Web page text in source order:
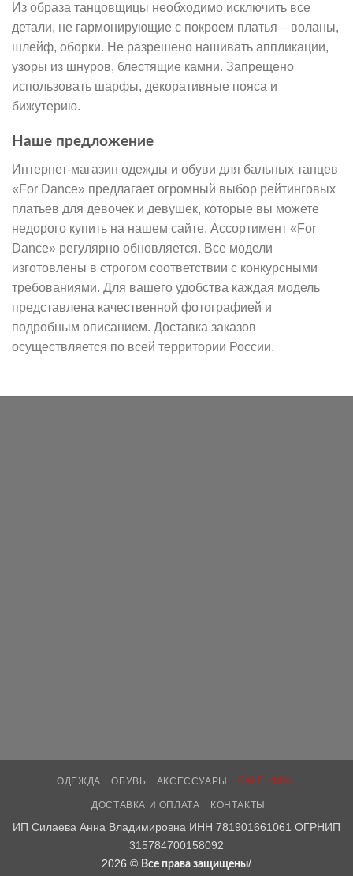
Из образа танцовщицы необходимо исключить все
детали, не гармонирующие с покроем платья – воланы,
шлейф, оборки. Не разрешено нашивать аппликации,
узоры из шнуров, блестящие камни. Запрещено
использовать шарфы, декоративные пояса и
бижутерию.
Наше предложение
Интернет-магазин одежды и обуви для бальных танцев
«For Dance» предлагает огромный выбор рейтинговых
платьев для девочек и девушек, которые вы можете
недорого купить на нашем сайте. Ассортимент «For
Dance» регулярно обновляется. Все модели
изготовлены в строгом соответствии с конкурсными
требованиями. Для вашего удобства каждая модель
представлена качественной фотографией и
подробным описанием. Доставка заказов
осуществляется по всей территории России.
ОДЕЖДА ОБУВЬ АКСЕССУАРЫ SALE -30%
ДОСТАВКА И ОПЛАТА КОНТАКТЫ
ИП Силаева Анна Владимировна ИНН 781901661061 ОГРНИП
315784700158092
2026 © Все права защищены/